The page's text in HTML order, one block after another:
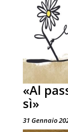
«Al
sì»
31 Gennaio